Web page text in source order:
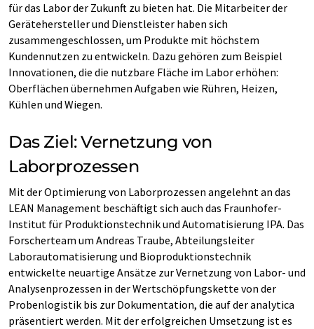
für das Labor der Zukunft zu bieten hat. Die Mitarbeiter der
Gerätehersteller und Dienstleister haben sich
zusammengeschlossen, um Produkte mit höchstem
Kundennutzen zu entwickeln. Dazu gehören zum Beispiel
Innovationen, die die nutzbare Fläche im Labor erhöhen:
Oberflächen übernehmen Aufgaben wie Rühren, Heizen,
Kühlen und Wiegen.
Das Ziel: Vernetzung von
Laborprozessen
Mit der Optimierung von Laborprozessen angelehnt an das
LEAN Management beschäftigt sich auch das Fraunhofer-
Institut für Produktionstechnik und Automatisierung IPA. Das
Forscherteam um Andreas Traube, Abteilungsleiter
Laborautomatisierung und Bioproduktionstechnik
entwickelte neuartige Ansätze zur Vernetzung von Labor- und
Analysenprozessen in der Wertschöpfungskette von der
Probenlogistik bis zur Dokumentation, die auf der analytica
präsentiert werden. Mit der erfolgreichen Umsetzung ist es